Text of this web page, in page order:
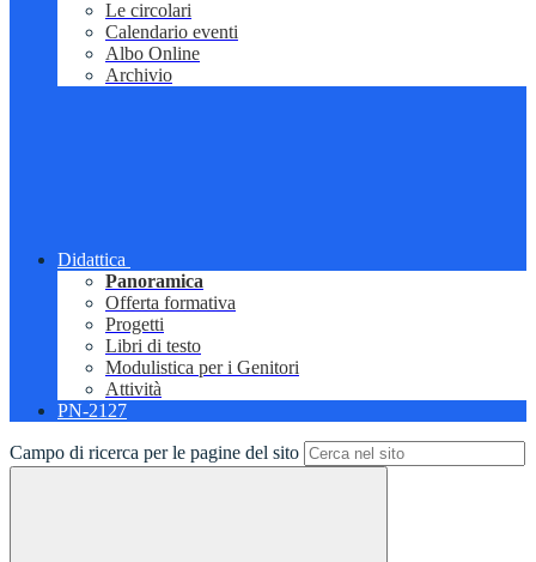
Le circolari
Calendario eventi
Albo Online
Archivio
Didattica
Panoramica
Offerta formativa
Progetti
Libri di testo
Modulistica per i Genitori
Attività
PN-2127
Campo di ricerca per le pagine del sito